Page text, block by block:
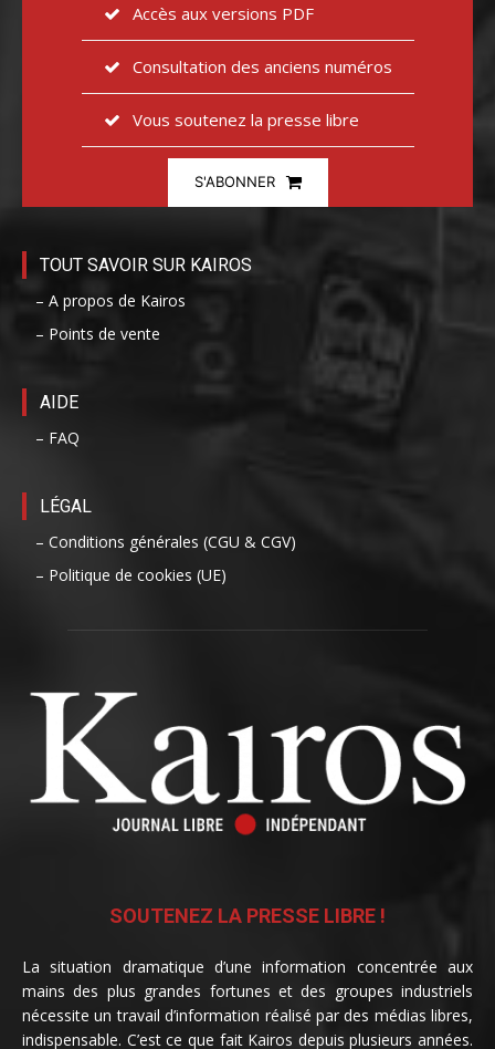
Accès aux versions PDF
Consultation des anciens numéros
Vous soutenez la presse libre
S'ABONNER
TOUT SAVOIR SUR KAIROS
– A propos de Kairos
– Points de vente
AIDE
– FAQ
LÉGAL
– Conditions générales (CGU & CGV)
– Politique de cookies (UE)
SOUTENEZ LA PRESSE LIBRE !
La situation dramatique d’une information concentrée aux
mains des plus grandes fortunes et des groupes industriels
nécessite un travail d’information réalisé par des médias libres,
indispensable. C’est ce que fait Kairos depuis plusieurs années.